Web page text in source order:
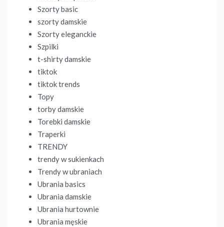
Szorty basic
szorty damskie
Szorty eleganckie
Szpilki
t-shirty damskie
tiktok
tiktok trends
Topy
torby damskie
Torebki damskie
Traperki
TRENDY
trendy w sukienkach
Trendy w ubraniach
Ubrania basics
Ubrania damskie
Ubrania hurtownie
Ubrania męskie